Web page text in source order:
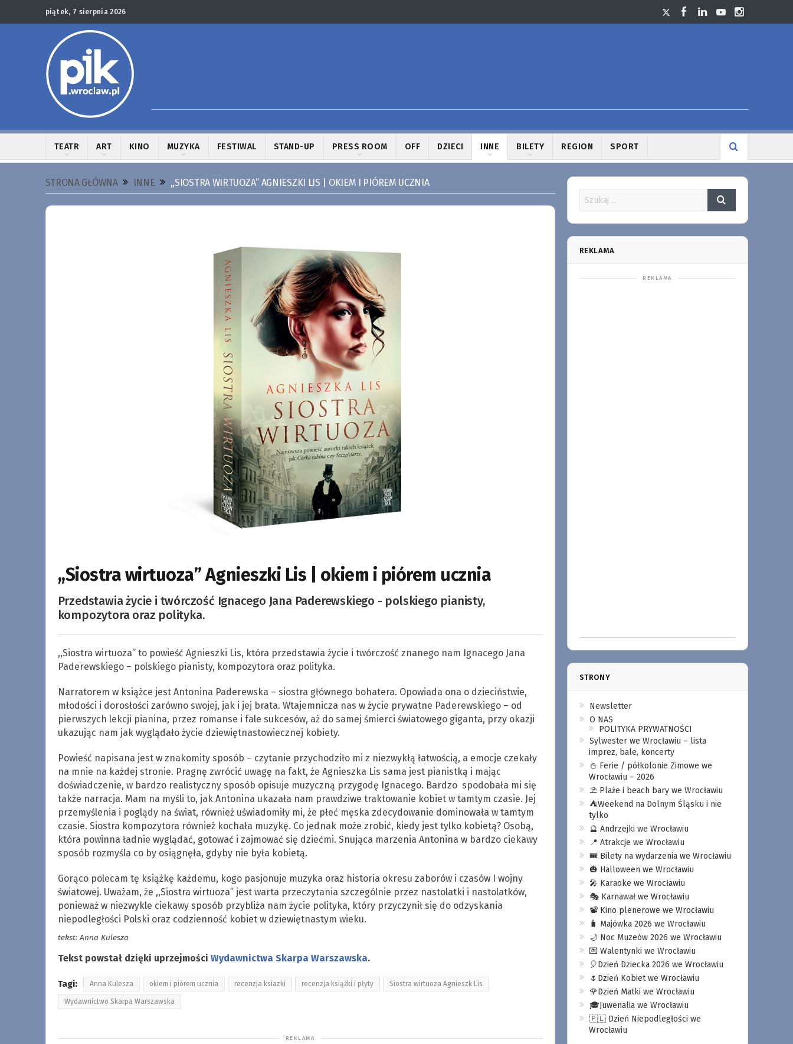
piątek, 7 sierpnia 2026
TEATR ART KINO MUZYKA FESTIWAL STAND-UP PRESS ROOM OFF DZIECI INNE BILETY REGION SPORT
STRONA GŁÓWNA INNE ,,SIOSTRA WIRTUOZA” AGNIESZKI LIS | OKIEM I PIÓREM UCZNIA
,,Siostra wirtuoza” Agnieszki Lis | okiem i piórem ucznia
Przedstawia życie i twórczość Ignacego Jana Paderewskiego - polskiego pianisty,
kompozytora oraz polityka.
,,Siostra wirtuoza” to powieść Agnieszki Lis, która przedstawia życie i twórczość znanego nam Ignacego Jana
Paderewskiego – polskiego pianisty, kompozytora oraz polityka.
Narratorem w książce jest Antonina Paderewska – siostra głównego bohatera. Opowiada ona o dzieciństwie,
młodości i dorosłości zarówno swojej, jak i jej brata. Wtajemnicza nas w życie prywatne Paderewskiego – od
pierwszych lekcji pianina, przez romanse i fale sukcesów, aż do samej śmierci światowego giganta, przy okazji
ukazując nam jak wyglądało życie dziewiętnastowiecznej kobiety.
Powieść napisana jest w znakomity sposób – czytanie przychodziło mi z niezwykłą łatwością, a emocje czekały
na mnie na każdej stronie. Pragnę zwrócić uwagę na fakt, że Agnieszka Lis sama jest pianistką i mając
doświadczenie, w bardzo realistyczny sposób opisuje muzyczną przygodę Ignacego. Bardzo spodobała mi się
także narracja. Mam na myśli to, jak Antonina ukazała nam prawdziwe traktowanie kobiet w tamtym czasie. Jej
przemyślenia i poglądy na świat, również uświadomiły mi, że płeć męska zdecydowanie dominowała w tamtym
czasie. Siostra kompozytora również kochała muzykę. Co jednak może zrobić, kiedy jest tylko kobietą? Osobą,
która powinna ładnie wyglądać, gotować i zajmować się dziećmi. Snująca marzenia Antonina w bardzo ciekawy
sposób rozmyśla co by osiągnęła, gdyby nie była kobietą.
Gorąco polecam tę książkę każdemu, kogo pasjonuje muzyka oraz historia okresu zaborów i czasów I wojny
światowej. Uważam, że ,,Siostra wirtuoza” jest warta przeczytania szczególnie przez nastolatki i nastolatków,
ponieważ w niezwykle ciekawy sposób przybliża nam życie polityka, który przyczynił się do odzyskania
niepodległości Polski oraz codzienność kobiet w dziewiętnastym wieku.
tekst: Anna Kulesza
Tekst powstał dzięki uprzejmości Wydawnictwa Skarpa Warszawska.
Tagi: Anna Kulesza okiem i piórem ucznia recenzja ksiazki recenzja książki i płyty Siostra wirtuoza Agnieszk Lis
Wydawnictwo Skarpa Warszawska
REKLAMA
STRONY
Newsletter
O NAS
POLITYKA PRYWATNOŚCI
Sylwester we Wrocławiu – lista
imprez, bale, koncerty
⛄️ Ferie / półkolonie Zimowe we
Wrocławiu – 2026
⛱️ Plaże i beach bary we Wrocławiu
⛺️Weekend na Dolnym Śląsku i nie
tylko
🔮 Andrzejki we Wrocławiu
📍 Atrakcje we Wrocławiu
🎟️ Bilety na wydarzenia we Wrocławiu
🎃 Halloween we Wrocławiu
🎤 Karaoke we Wrocławiu
🎭 Karnawał we Wrocławiu
📽️ Kino plenerowe we Wrocławiu
🧳 Majówka 2026 we Wrocławiu
🌙 Noc Muzeów 2026 we Wrocławiu
💌 Walentynki we Wrocławiu
🎈Dzień Dziecka 2026 we Wrocławiu
🌷Dzień Kobiet we Wrocławiu
🌹Dzień Matki we Wrocławiu
🎓Juwenalia we Wrocławiu
🇵🇱 Dzień Niepodległości we
Wrocławiu